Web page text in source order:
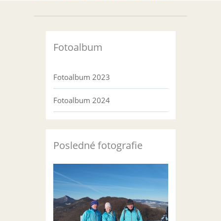
Fotoalbum
Fotoalbum 2023
Fotoalbum 2024
Posledné fotografie